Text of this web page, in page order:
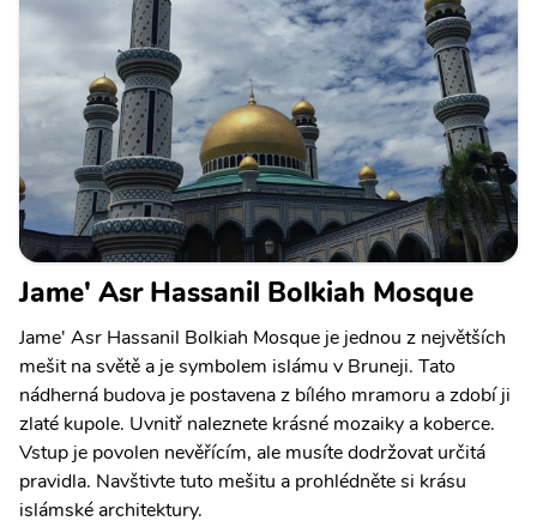
Jame' Asr Hassanil Bolkiah Mosque
Jame' Asr Hassanil Bolkiah Mosque je jednou z největších
mešit na světě a je symbolem islámu v Bruneji. Tato
nádherná budova je postavena z bílého mramoru a zdobí ji
zlaté kupole. Uvnitř naleznete krásné mozaiky a koberce.
Vstup je povolen nevěřícím, ale musíte dodržovat určitá
pravidla. Navštivte tuto mešitu a prohlédněte si krásu
islámské architektury.